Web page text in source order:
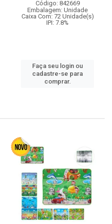
Código: 842669
Embalagem: Unidade
Caixa Com: 72 Unidade(s)
IPI: 7.8%
Faça seu login ou
cadastre-se para
comprar.